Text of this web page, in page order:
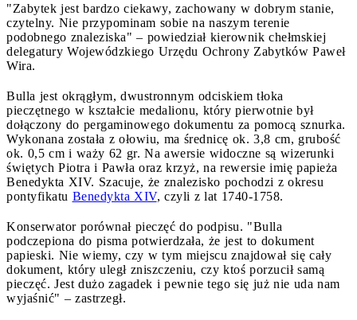
"Zabytek jest bardzo ciekawy, zachowany w dobrym stanie,
czytelny. Nie przypominam sobie na naszym terenie
podobnego znaleziska" – powiedział kierownik chełmskiej
delegatury Wojewódzkiego Urzędu Ochrony Zabytków Paweł
Wira.
Bulla jest okrągłym, dwustronnym odciskiem tłoka
pieczętnego w kształcie medalionu, który pierwotnie był
dołączony do pergaminowego dokumentu za pomocą sznurka.
Wykonana została z ołowiu, ma średnicę ok. 3,8 cm, grubość
ok. 0,5 cm i waży 62 gr. Na awersie widoczne są wizerunki
świętych Piotra i Pawła oraz krzyż, na rewersie imię papieża
Benedykta XIV. Szacuje, że znalezisko pochodzi z okresu
pontyfikatu Benedykta XIV, czyli z lat 1740-1758.
Konserwator porównał pieczęć do podpisu. "Bulla
podczepiona do pisma potwierdzała, że jest to dokument
papieski. Nie wiemy, czy w tym miejscu znajdował się cały
dokument, który uległ zniszczeniu, czy ktoś porzucił samą
pieczęć. Jest dużo zagadek i pewnie tego się już nie uda nam
wyjaśnić" – zastrzegł.